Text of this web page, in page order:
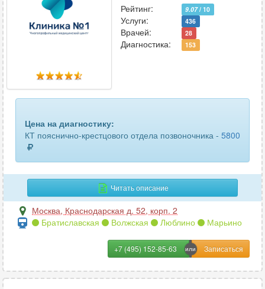
Рейтинг:
9.07/ 10
Услуги: 436
Врачей: 28
Диагностика: 153
Цена на диагностику:
КТ пояснично-крестцового отдела позвоночника - 5800
Читать описание
Москва, Краснодарская д. 52, корп. 2
Братиславская
Волжская Люблино Марьино
+7 (495) 152-85-63